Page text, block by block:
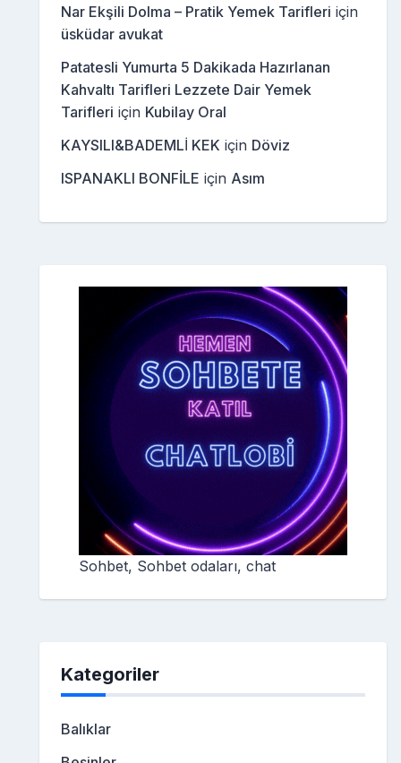
Nar Ekşili Dolma – Pratik Yemek Tarifleri için
üsküdar avukat
Patatesli Yumurta 5 Dakikada Hazırlanan
Kahvaltı Tarifleri Lezzete Dair Yemek
Tarifleri için Kubilay Oral
KAYSILI&BADEMLİ KEK için Döviz
ISPANAKLI BONFİLE için Asım
Sohbet, Sohbet odaları, chat
Kategoriler
Balıklar